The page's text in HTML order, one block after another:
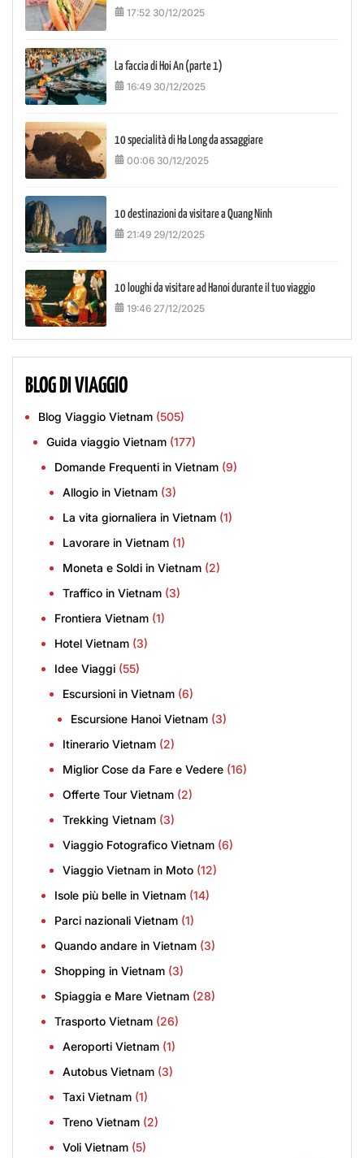
17:52 30/12/2025
La faccia di Hoi An (parte 1)
16:49 30/12/2025
10 specialità di Ha Long da assaggiare
00:06 30/12/2025
10 destinazioni da visitare a Quang Ninh
21:49 29/12/2025
10 loughi da visitare ad Hanoi durante il tuo viaggio
19:46 27/12/2025
BLOG DI VIAGGIO
Blog Viaggio Vietnam (505)
Guida viaggio Vietnam (177)
Domande Frequenti in Vietnam (9)
Allogio in Vietnam (3)
La vita giornaliera in Vietnam (1)
Lavorare in Vietnam (1)
Moneta e Soldi in Vietnam (2)
Traffico in Vietnam (3)
Frontiera Vietnam (1)
Hotel Vietnam (3)
Idee Viaggi (55)
Escursioni in Vietnam (6)
Escursione Hanoi Vietnam (3)
Itinerario Vietnam (2)
Miglior Cose da Fare e Vedere (16)
Offerte Tour Vietnam (2)
Trekking Vietnam (3)
Viaggio Fotografico Vietnam (6)
Viaggio Vietnam in Moto (12)
Isole più belle in Vietnam (14)
Parci nazionali Vietnam (1)
Quando andare in Vietnam (3)
Shopping in Vietnam (3)
Spiaggia e Mare Vietnam (28)
Trasporto Vietnam (26)
Aeroporti Vietnam (1)
Autobus Vietnam (3)
Taxi Vietnam (1)
Treno Vietnam (2)
Voli Vietnam (5)